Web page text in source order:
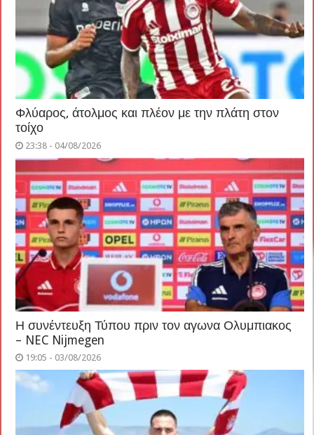
Φλύαρος, άτολμος και πλέον με την πλάτη στον
τοίχο
23:38 - 04/08/2026
Η συνέντευξη Τύπου πριν τον αγωνα Ολυμπιακος
– NEC Nijmegen
19:05 - 03/08/2026